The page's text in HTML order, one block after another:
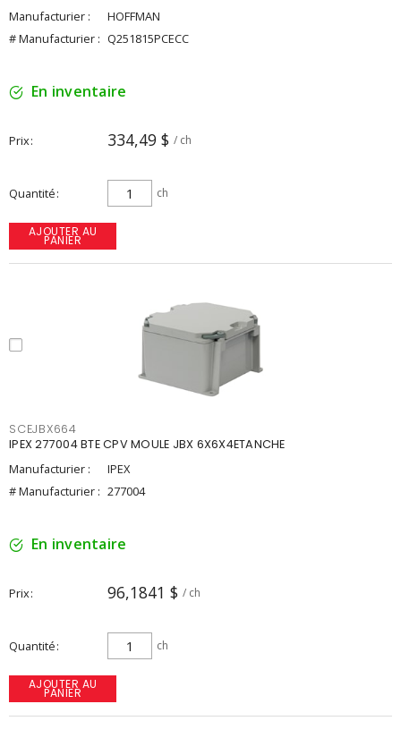
Manufacturier :
HOFFMAN
# Manufacturier : Q251815PCECC
En inventaire
Prix 334,49 $ / ch
Quantité ch
AJOUTER AU
PANIER
SCEJBX664
IPEX 277004 BTE CPV MOULE JBX 6X6X4ETANCHE
Manufacturier :
IPEX
# Manufacturier : 277004
En inventaire
Prix 96,1841 $ / ch
Quantité ch
AJOUTER AU
PANIER